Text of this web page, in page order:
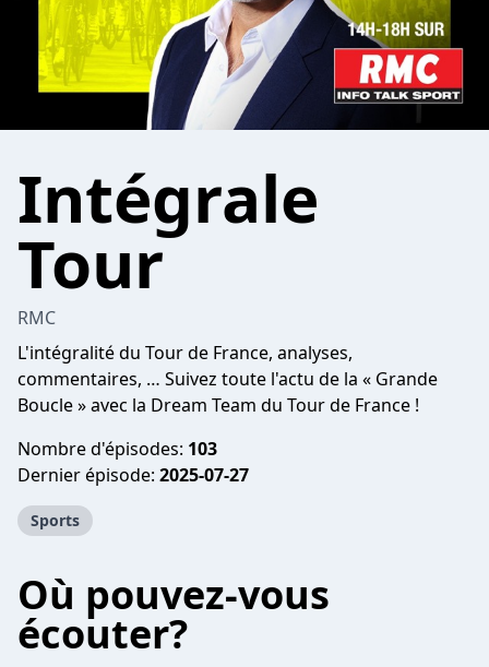
Intégrale
Tour
RMC
L'intégralité du Tour de France, analyses,
commentaires, … Suivez toute l'actu de la « Grande
Boucle » avec la Dream Team du Tour de France !
Nombre d'épisodes: 103
Dernier épisode: 2025-07-27
Sports
Où pouvez-vous
écouter?